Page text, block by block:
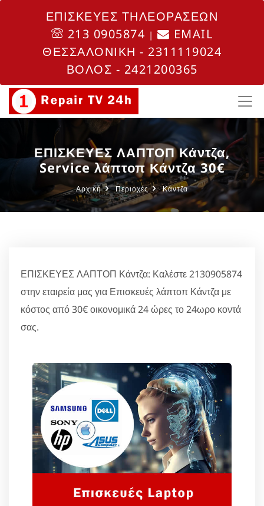
ΕΠΙΣΚΕΥΕΣ ΤΗΛΕΟΡΑΣΕΩΝ
213 0905874 |
EMAIL
ΘΕΣΣΑΛΟΝΙΚΗ - 2311119024
ΒΟΛΟΣ - 2421200365
ΕΠΙΣΚΕΥΕΣ ΛΑΠΤΟΠ Κάντζα,
Service λάπτοπ Κάντζα 30€
Αρχική Περιοχές Κάντζα
ΕΠΙΣΚΕΥΕΣ ΛΑΠΤΟΠ Κάντζα: Καλέστε 2130905874
στην εταιρεία μας για Επισκευές λάπτοπ Κάντζα με
κόστος από 30€ οικονομικά 24 ώρες το 24ωρο κοντά
σας.